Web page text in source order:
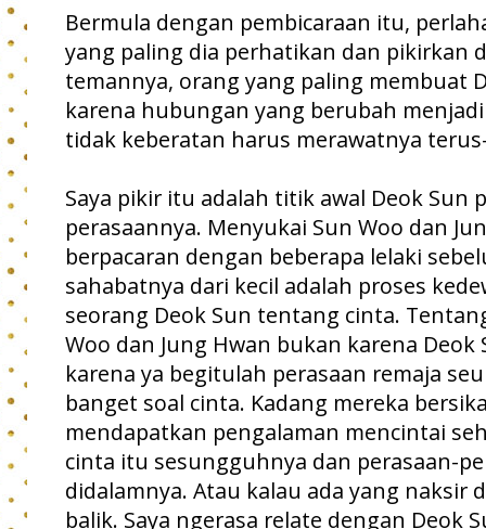
Bermula dengan pembicaraan itu,
yang paling dia perhatikan dan pikirkan
temannya, orang yang paling membuat
karena hubungan yang berubah
tidak keberatan harus merawatnya
Saya pikir itu adalah titik awal Deok Sun
perasaannya. Menyukai Sun Woo dan
berpacaran dengan beberapa lelaki
sahabatnya dari kecil adalah proses
seorang Deok Sun tentang cinta.
Woo dan Jung Hwan bukan karena
karena ya begitulah perasaan remaja
banget soal cinta. Kadang mereka
mendapatkan pengalaman mencintai
cinta itu sesungguhnya dan perasaan-
didalamnya. Atau kalau ada yang naksir
balik. Saya ngerasa relate dengan Deok